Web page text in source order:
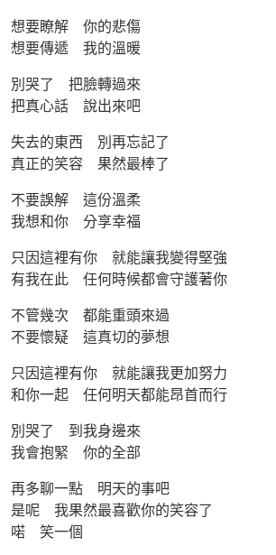
想要瞭解 你的悲傷
想要傳遞 我的溫暖
別哭了 把臉轉過來
把真心話 說出來吧
失去的東西 別再忘記了
真正的笑容 果然最棒了
不要誤解 這份溫柔
我想和你 分享幸福
只因這裡有你 就能讓我變得堅強
有我在此 任何時候都會守護著你
不管幾次 都能重頭來過
不要懷疑 這真切的夢想
只因這裡有你 就能讓我更加努力
和你一起 任何明天都能昂首而行
別哭了 到我身邊來
我會抱緊 你的全部
再多聊一點 明天的事吧
是呢 我果然最喜歡你的笑容了
喏 笑一個